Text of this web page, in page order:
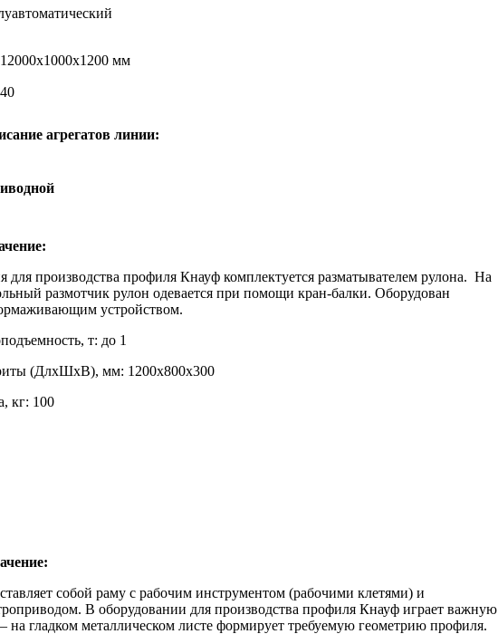
мм
агрегатов линии:
для производства профиля Кнауф комплектуется разматывателем рулона. На
размотчик рулон одевается при помощи кран-балки. Оборудован
устройством.
т: до 1
(ДлхШхВ), мм: 1200х800х300
кг: 100
собой раму с рабочим инструментом (рабочими клетями) и
В оборудовании для производства профиля Кнауф играет важную
на гладком металлическом листе формирует требуемую геометрию профиля.